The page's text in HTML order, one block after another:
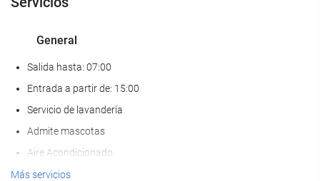
General
Salida hasta: 07:00
Entrada a partir de: 15:00
Servicio de lavandería
Admite mascotas
Aire Acondicionado
Calefacción
Más servicios